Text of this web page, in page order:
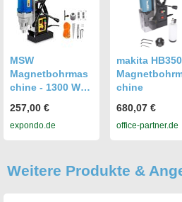
MSW
Magnetbohrmas
chine - 1300 Watt
MSW-MD32-ECO
257,00 €
expondo.de
makita HB350
chine
680,07 €
office-partner.de
Weitere Produkte &